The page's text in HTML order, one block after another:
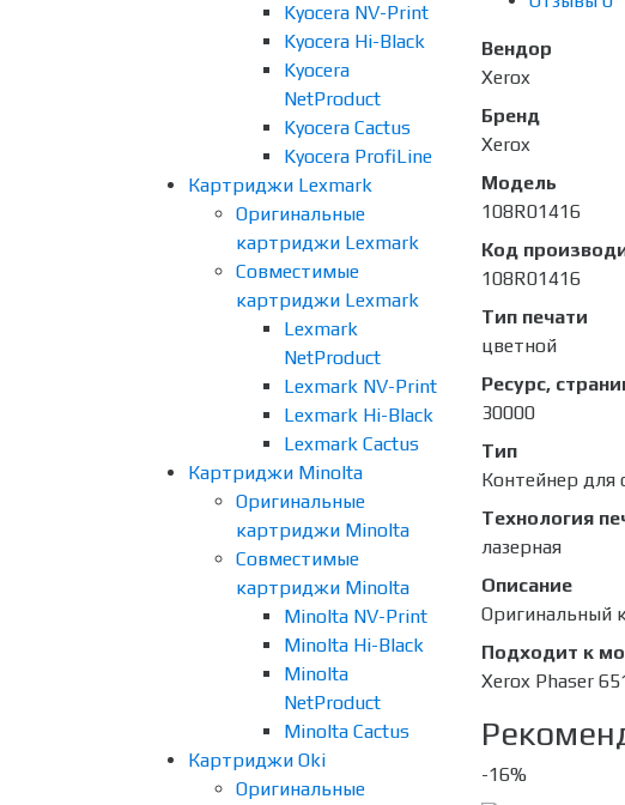
Kyocera NV-Print
Kyocera Hi-Black
Kyocera
NetProduct
Kyocera Cactus
Kyocera ProfiLine
Картриджи Lexmark
Оригинальные
картриджи Lexmark
Совместимые
картриджи Lexmark
Lexmark
NetProduct
Lexmark NV-Print
Lexmark Hi-Black
Lexmark Cactus
Картриджи Minolta
Оригинальные
картриджи Minolta
Совместимые
картриджи Minolta
Minolta NV-Print
Minolta Hi-Black
Minolta
NetProduct
Minolta Cactus
Картриджи Oki
Оригинальные
Вендор
Xerox
Бренд
Xerox
Модель
108R01416
Код
108R01416
Тип печати
цветной
Ресурс,
30000
Тип
Контейнер для
Технология
лазерная
Описание
Оригинальный
Подходит к
Xerox Phaser
-16%